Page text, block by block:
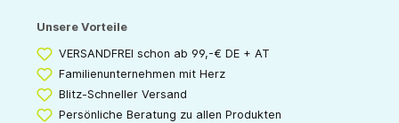
Unsere Vorteile
VERSANDFREI schon ab 99,-€ DE + AT
Familienunternehmen mit Herz
Blitz-Schneller Versand
Persönliche Beratung zu allen Produkten